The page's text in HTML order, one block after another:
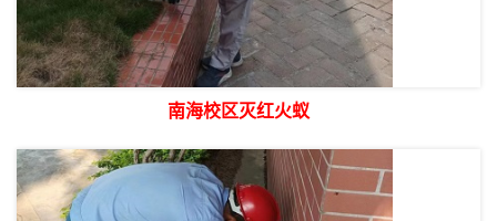
南海校区灭红火蚁